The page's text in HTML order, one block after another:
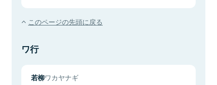
このページの先頭に戻る
ワ行
若柳ワカヤナギ